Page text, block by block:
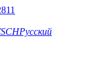
Русский